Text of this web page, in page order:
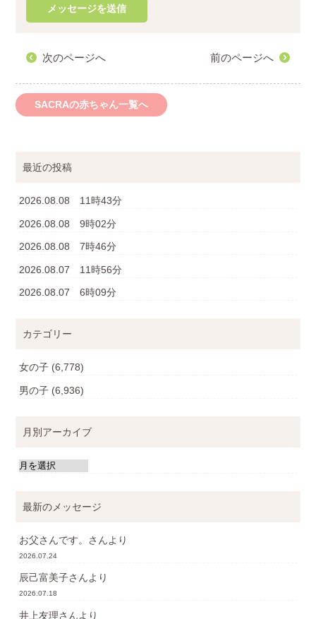
次のページへ 前のページへ
SACRAの赤ちゃん一覧へ
最近の投稿
2026.08.08 11時43分
2026.08.08 9時02分
2026.08.08 7時46分
2026.08.07 11時56分
2026.08.07 6時09分
カテゴリー
女の子 (6,778)
男の子 (6,936)
月別アーカイブ
最新のメッセージ
お父さんです。 さんより
2026.07.24
辰己富美子さんより
2026.07.18
井上友理さんより